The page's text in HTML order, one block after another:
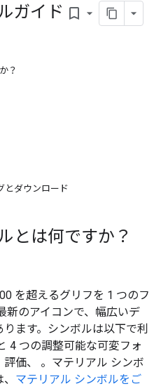
ガイド bookmark_border
？
とダウンロード
とは何ですか？
を超えるグリフを 1 つのフ
新のアイコンで、幅広いデ
ます。シンボルは以下で利
4 つの調整可能な可変フォ
価、 。マテリアル シンボ
マテリアル シンボルをご